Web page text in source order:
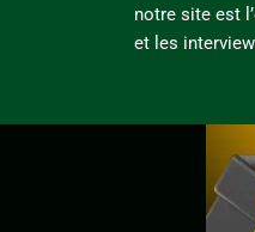
notre site est
et les